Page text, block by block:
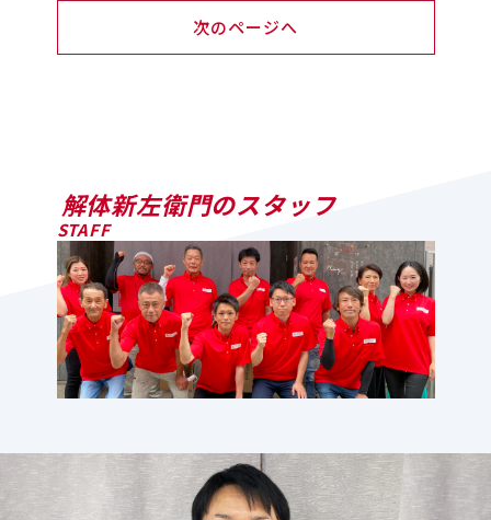
次のページへ
解体新左衛門のスタッフ
STAFF